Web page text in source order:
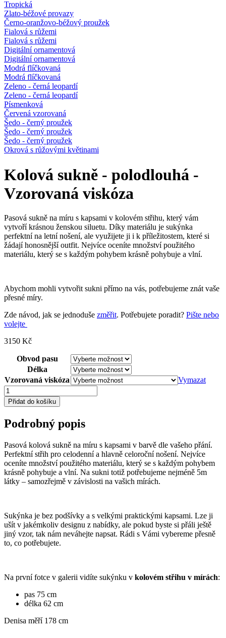
Tropická
Zlato-béžové provazy
Černo-oranžovo-béžový proužek
Fialová s růžemi
Fialová s růžemi
Digitální ornamentová
Digitální ornamentová
Modrá flíčkovaná
Modrá flíčkovaná
Zeleno - černá leopardí
Zeleno - černá leopardí
Písmenková
Červená vzorovaná
Šedo - černý proužek
Šedo - černý proužek
Šedo - černý proužek
Okrová s růžovými květinami
Kolová sukně - polodlouhá -
Vzorovaná viskóza
Pasová sukně na míru s kapsami v kolovém střihu, který vám
vytvoří krásnou ženskou siluetu. Díky materiálu je sukýnka
perfektní na letní nošení, ale využijete ji i k příležitostem, které si
žádají honosnější outfit. Nejvíce oceníte množství použitého
materiálu, který se s každým pohybem krásně pohybuje a vlní.
Abychom mohli vytvořit sukni přímo na vás, potřebujeme znát vaše
přesné míry.
Zde návod, jak se jednoduše změřit. Potřebujete poradit? Pište nebo
volejte
3150 Kč
Obvod pasu
Délka
Vzorovaná viskóza
Vymazat
Kolová
sukně
na
-
-
Vzorovaná
viskóza
množství
Přidat do košíku
Podrobný popis
Pasová kolová sukně na míru s kapsami v barvě dle vašeho přání.
Perfektní střih pro celodenní a hlavně celoroční nošení. Nejvíce
oceníte množství použitého materiálu, který se s každým pohybem
krásně pohybuje a vlní. Na sukni totiž potřebujeme nejméně 5m
látky – samozřejmě v závislosti na vašich mírách.
Sukýnka je bez podšívky a s velkými praktickými kapsami. Lze ji
ušít v jakémkoliv designu z nabídky, ale pokud byste si přáli ještě
jiný vzor, tak nám neváhejte napsat. Rádi s Vámi vybereme přesně
to, co potřebujete.
Na první fotce v galerii vidíte sukýnku v kolovém střihu v mírách:
pas 75 cm
délka 62 cm
Denisa měří 178 cm